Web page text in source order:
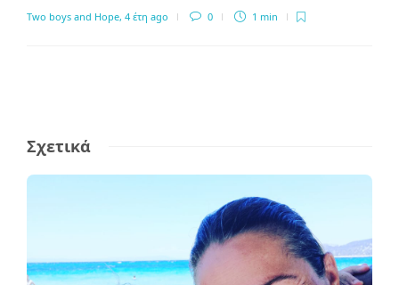
Two boys and Hope, 4 έτη ago 0 1 min
Σχετικά